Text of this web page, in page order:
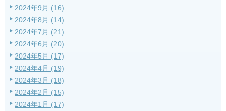
2024年9月 (16)
2024年8月 (14)
2024年7月 (21)
2024年6月 (20)
2024年5月 (17)
2024年4月 (19)
2024年3月 (18)
2024年2月 (15)
2024年1月 (17)